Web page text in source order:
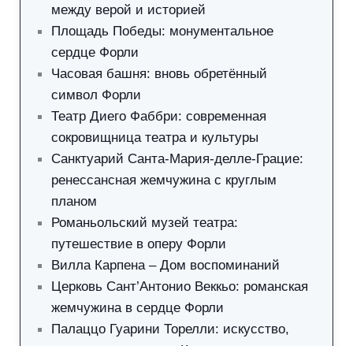
между верой и историей
Площадь Победы: монументальное
сердце Форли
Часовая башня: вновь обретённый
символ Форли
Театр Диего Фаббри: современная
сокровищница театра и культуры
Санктуарий Санта-Мария-делле-Грацие:
ренессансная жемчужина с круглым
планом
Романьольский музей театра:
путешествие в оперу Форли
Вилла Карпена – Дом воспоминаний
Церковь Сант’Антонио Веккьо: романская
жемчужина в сердце Форли
Палаццо Гуарини Торелли: искусство,